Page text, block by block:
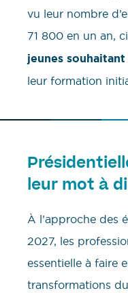
vu leur nombre
71 800 en un an,
jeunes
leur formation
leur mot à
À l’approche des
2027, les
essentielle à faire
transformations